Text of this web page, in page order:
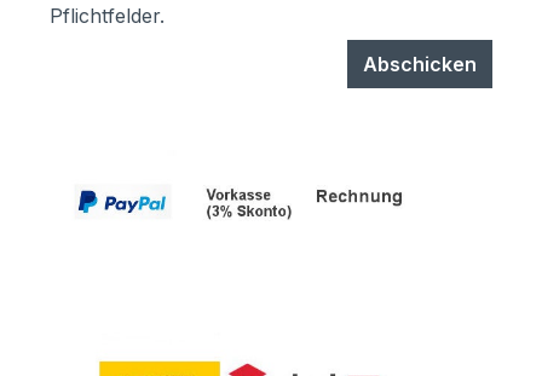
eloxierte Oberflächen, eine
lösungsmittelfreie Pulverlackierung (z.T.
auch Kunststoffbeschichtung genannt) mit
mindestens ca. 70 µmProduktservice:-
Ersatzteile sind günsitg vorrätig, Türen
Pflichtfelder.
Abschicken